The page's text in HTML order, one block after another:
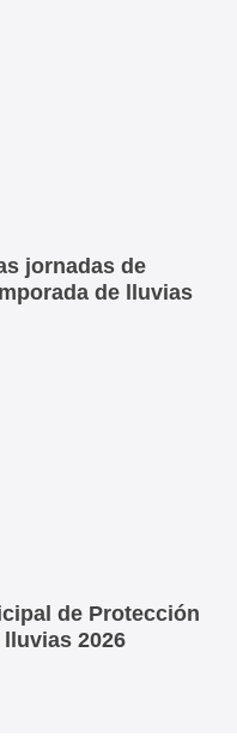
jornadas de
de lluvias
de Protección
2026